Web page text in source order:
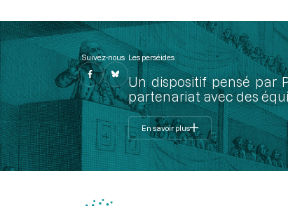
Suivez-nous Les perséides
Un dispositif pensé par
partenariat avec des
En savoir plus